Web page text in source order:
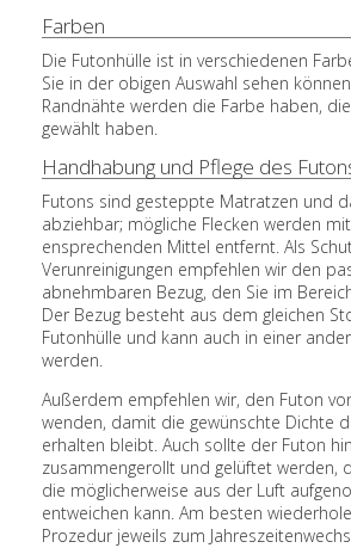
Farben
Die Futonhülle ist in verschiedenen
Sie in der obigen Auswahl sehen
Randnähte werden die Farbe haben,
gewählt haben.
Handhabung und Pflege des
Futons sind gesteppte Matratzen und
abziehbar; mögliche Flecken werden
ensprechenden Mittel entfernt. Als
Verunreinigungen empfehlen wir den
abnehmbaren Bezug, den Sie im
Der Bezug besteht aus dem gleichen
Futonhülle und kann auch in einer
werden.
Außerdem empfehlen wir, den Futon
wenden, damit die gewünschte Dichte
erhalten bleibt. Auch sollte der Futon
zusammengerollt und gelüftet werden,
die möglicherweise aus der Luft
entweichen kann. Am besten
Prozedur jeweils zum